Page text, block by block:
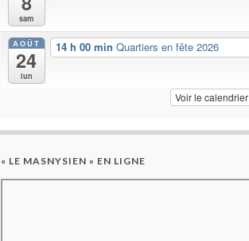
sam
AOÛT
24
lun
14 h 00 min Quartiers en fête 2026
Voir le calendrier
« LE MASNYSIEN » EN LIGNE